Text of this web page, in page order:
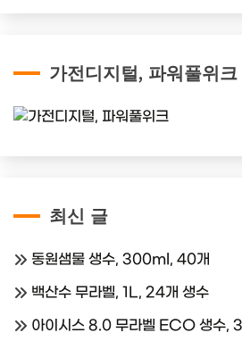
가전디지털, 파워풀위크
최신 글
동원샘물 생수, 300ml, 40개
백산수 무라벨, 1L, 24개 생수
아이시스 8.0 무라벨 ECO 생수,